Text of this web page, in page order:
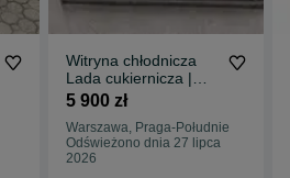
Witryna chłodnicza
Lada cukiernicza |
150 x 75 x 145 cm |
5 900 zł
Warszawa, Praga-Południe
Odświeżono dnia 27 lipca
2026